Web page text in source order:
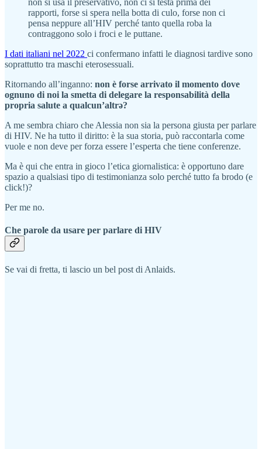
non si usa il preservativo, non ci si testa prima dei
rapporti, forse si spera nella botta di culo, forse non ci
pensa neppure all’HIV perché tanto quella roba la
contraggono solo i froci e le puttane.
I dati italiani nel 2022 ci confermano infatti le diagnosi tardive sono
soprattutto tra maschi eterosessuali.
Ritornando all’inganno: non è forse arrivato il momento dove
ognuno di noi la smetta di delegare la responsabilità della
propria salute a qualcun’altrə?
A me sembra chiaro che Alessia non sia la persona giusta per parlare
di HIV. Ne ha tutto il diritto: è la sua storia, può raccontarla come
vuole e non deve per forza essere l’esperta che tiene conferenze.
Ma è qui che entra in gioco l’etica giornalistica: è opportuno dare
spazio a qualsiasi tipo di testimonianza solo perché tutto fa brodo (e
click!)?
Per me no.
Che parole da usare per parlare di HIV
Se vai di fretta, ti lascio un bel post di Anlaids.